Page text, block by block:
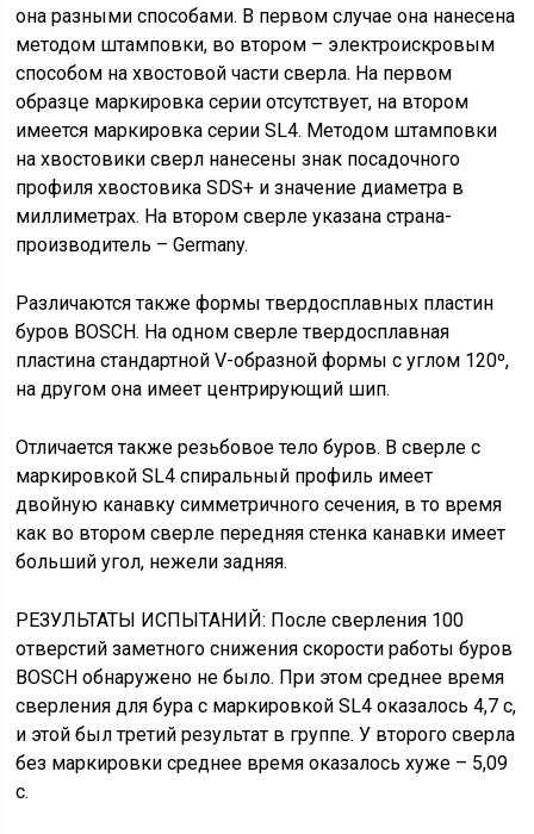
она разными способами. В первом случае она нанесена
методом штамповки, во втором – электроискровым
способом на хвостовой части сверла. На первом
образце маркировка серии отсутствует, на втором
имеется маркировка серии SL4. Методом штамповки
на хвостовики сверл нанесены знак посадочного
профиля хвостовика SDS+ и значение диаметра в
миллиметрах. На втором сверле указана страна-
производитель – Germany.
Различаются также формы твердосплавных пластин
буров BOSCH. На одном сверле твердосплавная
пластина стандартной V-образной формы с углом 120º,
на другом она имеет центрирующий шип.
Отличается также резьбовое тело буров. В сверле с
маркировкой SL4 спиральный профиль имеет
двойную канавку симметричного сечения, в то время
как во втором сверле передняя стенка канавки имеет
больший угол, нежели задняя.
РЕЗУЛЬТАТЫ ИСПЫТАНИЙ: После сверления 100
отверстий заметного снижения скорости работы буров
BOSCH обнаружено не было. При этом среднее время
сверления для бура с маркировкой SL4 оказалось 4,7 с,
и этой был третий результат в группе. У второго сверла
без маркировки среднее время оказалось хуже – 5,09
с.